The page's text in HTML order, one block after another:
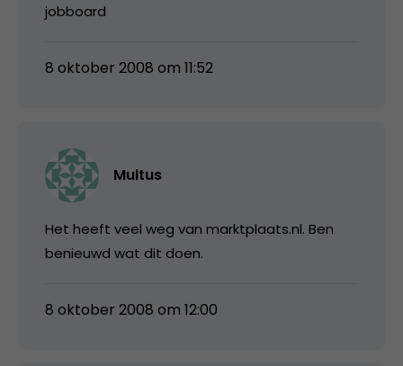
jobboard
8 oktober 2008 om 11:52
Multus
Het heeft veel weg van marktplaats.nl. Ben
benieuwd wat dit doen.
8 oktober 2008 om 12:00